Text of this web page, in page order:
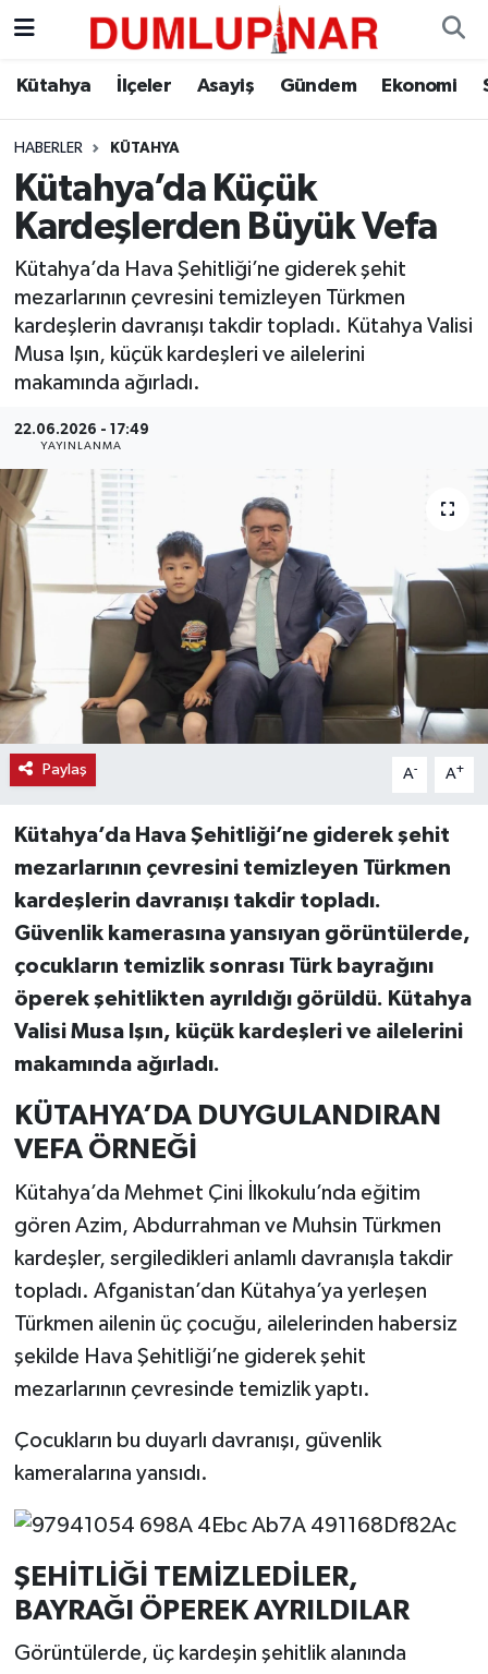
Kütahya İlçeler Asayiş Gündem Ekonomi
HABERLER KÜTAHYA
Kütahya’da Küçük
Kardeşlerden Büyük Vefa
Kütahya’da Hava Şehitliği’ne giderek şehit
mezarlarının çevresini temizleyen Türkmen
kardeşlerin davranışı takdir topladı. Kütahya Valisi
Musa Işın, küçük kardeşleri ve ailelerini
makamında ağırladı.
22.06.2026 - 17:49
YAYINLANMA
Paylaş A- A+
Kütahya’da Hava Şehitliği’ne giderek şehit
mezarlarının çevresini temizleyen Türkmen
kardeşlerin davranışı takdir topladı.
Güvenlik kamerasına yansıyan görüntülerde,
çocukların temizlik sonrası Türk bayrağını
öperek şehitlikten ayrıldığı görüldü. Kütahya
Valisi Musa Işın, küçük kardeşleri ve ailelerini
makamında ağırladı.
KÜTAHYA’DA DUYGULANDIRAN
VEFA ÖRNEĞİ
Kütahya’da Mehmet Çini İlkokulu’nda eğitim
gören Azim, Abdurrahman ve Muhsin Türkmen
kardeşler, sergiledikleri anlamlı davranışla takdir
topladı. Afganistan’dan Kütahya’ya yerleşen
Türkmen ailenin üç çocuğu, ailelerinden habersiz
şekilde Hava Şehitliği’ne giderek şehit
mezarlarının çevresinde temizlik yaptı.
Çocukların bu duyarlı davranışı, güvenlik
kameralarına yansıdı.
ŞEHİTLİĞİ TEMİZLEDİLER,
BAYRAĞI ÖPEREK AYRILDILAR
Görüntülerde, üç kardeşin şehitlik alanında
Asayiş
Diğer
Dünya
Ekonomi
Eleman
Gündem
Haber
Haber İlanlar
Kültür-Sanat
Magazin
Resmi İlanlar
Seri İlan
Siyaset
Spor
Teknoloji
Vefat Haberleri
Yaşam
Kütahya Hava Durumu
Kütahya Trafik Yoğunluk Haritası
Süper Lig Puan Durumu ve Fikstür
Tüm Manşetler
Son Dakika Haberleri
Haber Arşivi